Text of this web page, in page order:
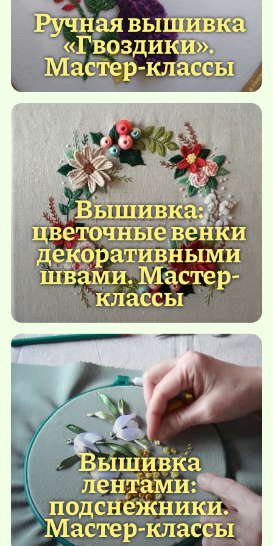
Ручная вышивка
«Гвоздики».
Мастер-классы
Вышивка:
цветочные венки
декоративными
швами. Мастер-
классы
Вышивка
лентами:
подснежники.
Мастер-классы